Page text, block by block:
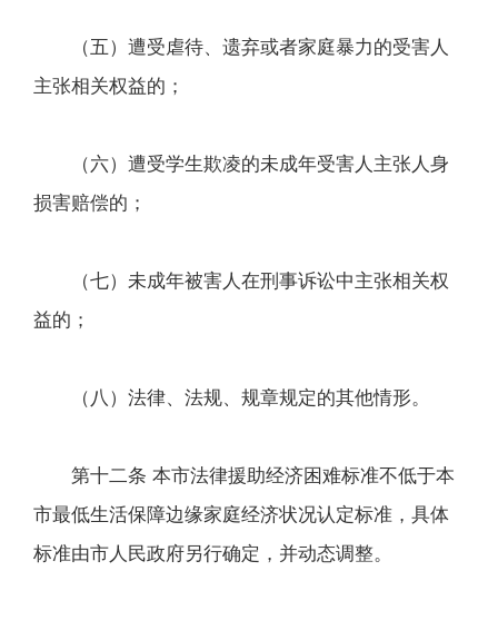
（五）遭受虐待、遗弃或者家庭暴力的受害人
主张相关权益的；
（六）遭受学生欺凌的未成年受害人主张人身
损害赔偿的；
（七）未成年被害人在刑事诉讼中主张相关权
益的；
（八）法律、法规、规章规定的其他情形。
第十二条 本市法律援助经济困难标准不低于本
市最低生活保障边缘家庭经济状况认定标准，具体
标准由市人民政府另行确定，并动态调整。